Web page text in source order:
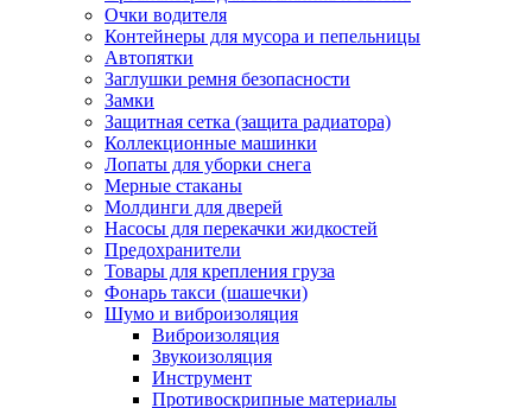
Очки водителя
Контейнеры для мусора и пепельницы
Автопятки
Заглушки ремня безопасности
Замки
Защитная сетка (защита радиатора)
Коллекционные машинки
Лопаты для уборки снега
Мерные стаканы
Молдинги для дверей
Насосы для перекачки жидкостей
Предохранители
Товары для крепления груза
Фонарь такси (шашечки)
Шумо и виброизоляция
Виброизоляция
Звукоизоляция
Инструмент
Противоскрипные материалы